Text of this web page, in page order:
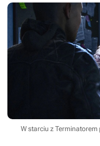
W starciu z Terminatorem